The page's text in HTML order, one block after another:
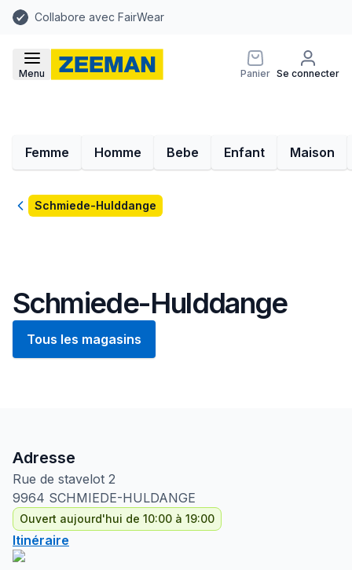
Collabore avec FairWear
Menu Panier Se connecter
Femme Homme Bebe Enfant Maison
RetourSchmiede-Hulddange
Schmiede-Hulddange
Tous les magasins
Adresse
Rue de stavelot 2
9964 SCHMIEDE-HULDANGE
Ouvert aujourd'hui de 10:00 à 19:00
Itinéraire